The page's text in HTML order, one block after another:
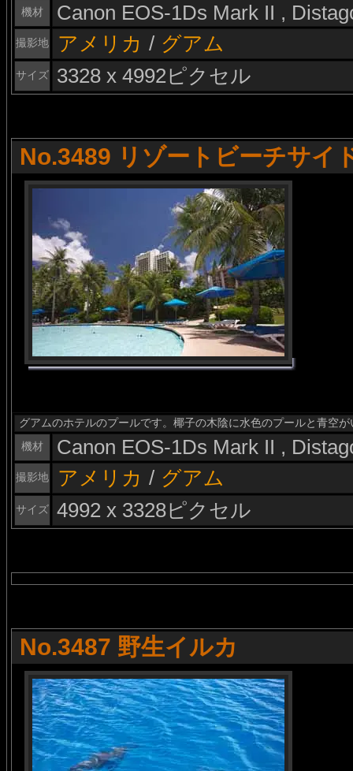
機材
Canon EOS-1Ds Mark II ,
撮影地 アメリカ / グアム
サイズ 3328 x 4992ピクセル
No.3489 リゾートビーチサイ
グアムのホテルのプールです。椰子の木陰に水色のプールと青空
機材
Canon EOS-1Ds Mark II ,
撮影地 アメリカ / グアム
サイズ 4992 x 3328ピクセル
No.3487 野生イルカ